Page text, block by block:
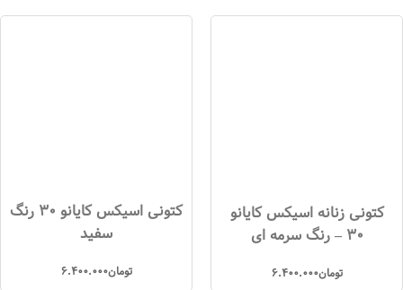
کتونی زنانه اسیکس کایانو
30 – رنگ سرمه ای
تومان6.400.000
کتونی اسیکس کایانو ۳۰ رنگ
سفید
تومان6.400.000